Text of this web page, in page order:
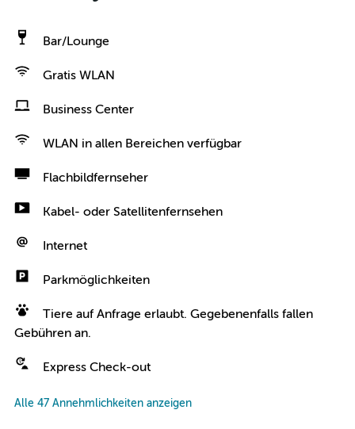
Bar/Lounge
Gratis WLAN
Business Center
WLAN in allen Bereichen verfügbar
Flachbildfernseher
Kabel- oder Satellitenfernsehen
Internet
Parkmöglichkeiten
Tiere auf Anfrage erlaubt. Gegebenenfalls fallen
Gebühren an.
Express Check-out
Alle 47 Annehmlichkeiten anzeigen